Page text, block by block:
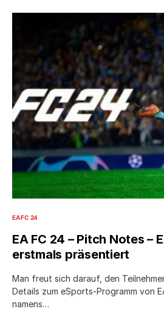
EA FC 24
EA FC 24 – Pitch Notes –
erstmals präsentiert
Man freut sich darauf, den
Details zum eSports-Programm von
namens…